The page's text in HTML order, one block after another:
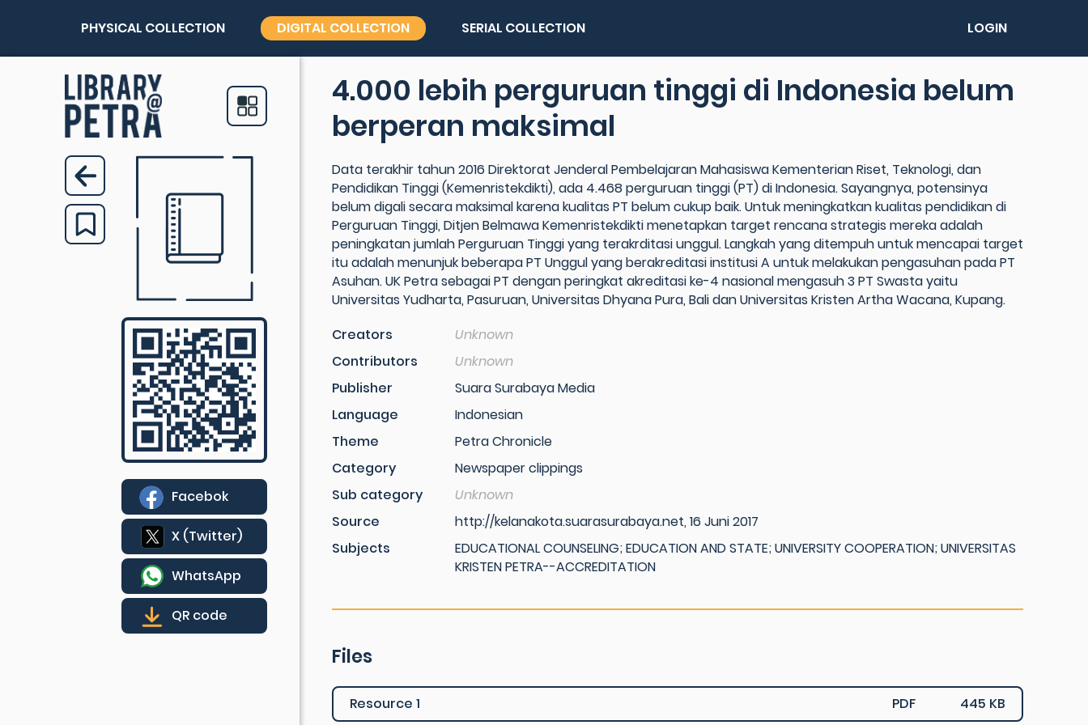
PHYSICAL COLLECTION DIGITAL COLLECTION SERIAL COLLECTION LOGIN
Facebok
X (Twitter)
WhatsApp
QR code
4.000 lebih perguruan tinggi di Indonesia belum
berperan maksimal
Data terakhir tahun 2016 Direktorat Jenderal Pembelajaran Mahasiswa Kementerian Riset, Teknologi, dan
Pendidikan Tinggi (Kemenristekdikti), ada 4.468 perguruan tinggi (PT) di Indonesia. Sayangnya, potensinya
belum digali secara maksimal karena kualitas PT belum cukup baik. Untuk meningkatkan kualitas pendidikan di
Perguruan Tinggi, Ditjen Belmawa Kemenristekdikti menetapkan target rencana strategis mereka adalah
peningkatan jumlah Perguruan Tinggi yang terakrditasi unggul. Langkah yang ditempuh untuk mencapai target
itu adalah menunjuk beberapa PT Unggul yang berakreditasi institusi A untuk melakukan pengasuhan pada PT
Asuhan. UK Petra sebagai PT dengan peringkat akreditasi ke-4 nasional mengasuh 3 PT Swasta yaitu
Universitas Yudharta, Pasuruan, Universitas Dhyana Pura, Bali dan Universitas Kristen Artha Wacana, Kupang.
Creators
Unknown
Contributors
Unknown
Publisher
Suara Surabaya Media
Language
Indonesian
Theme
Petra Chronicle
Category
Newspaper clippings
Sub category
Unknown
Source
http://kelanakota.suarasurabaya.net, 16 Juni 2017
Subjects
EDUCATIONAL COUNSELING; EDUCATION AND STATE; UNIVERSITY COOPERATION; UNIVERSITAS
KRISTEN PETRA--ACCREDITATION
Files
Resource 1 PDF 445 KB